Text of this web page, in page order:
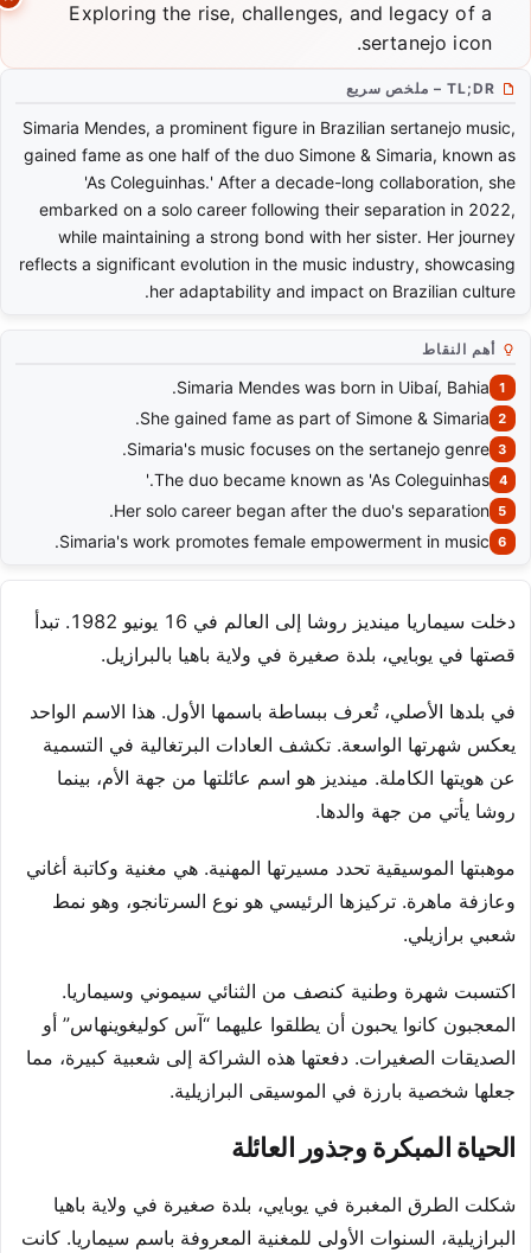
Exploring the rise, challenges, and legacy of a
sertanejo icon.
TL;DR – ملخص سريع
Simaria Mendes, a prominent figure in Brazilian sertanejo music,
gained fame as one half of the duo Simone & Simaria, known as
'As Coleguinhas.' After a decade-long collaboration, she
embarked on a solo career following their separation in 2022,
while maintaining a strong bond with her sister. Her journey
reflects a significant evolution in the music industry, showcasing
her adaptability and impact on Brazilian culture.
أهم النقاط
Simaria Mendes was born in Uibaí, Bahia.
She gained fame as part of Simone & Simaria.
Simaria's music focuses on the sertanejo genre.
The duo became known as 'As Coleguinhas.'
Her solo career began after the duo's separation.
Simaria's work promotes female empowerment in music.
دخلت سيماريا مينديز روشا إلى العالم في 16 يونيو 1982. تبدأ
قصتها في يوبايي، بلدة صغيرة في ولاية باهيا بالبرازيل.
في بلدها الأصلي، تُعرف ببساطة باسمها الأول. هذا الاسم الواحد
يعكس شهرتها الواسعة. تكشف العادات البرتغالية في التسمية
عن هويتها الكاملة. مينديز هو اسم عائلتها من جهة الأم، بينما
روشا يأتي من جهة والدها.
موهبتها الموسيقية تحدد مسيرتها المهنية. هي مغنية وكاتبة أغاني
وعازفة ماهرة. تركيزها الرئيسي هو نوع السرتانجو، وهو نمط
شعبي برازيلي.
اكتسبت شهرة وطنية كنصف من الثنائي سيموني وسيماريا.
المعجبون كانوا يحبون أن يطلقوا عليهما “آس كوليغوينهاس” أو
الصديقات الصغيرات. دفعتها هذه الشراكة إلى شعبية كبيرة، مما
جعلها شخصية بارزة في الموسيقى البرازيلية.
الحياة المبكرة وجذور العائلة
شكلت الطرق المغبرة في يوبايي، بلدة صغيرة في ولاية باهيا
البرازيلية، السنوات الأولى للمغنية المعروفة باسم سيماريا. كانت